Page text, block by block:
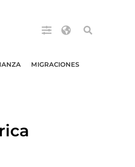
MIGRACIONES